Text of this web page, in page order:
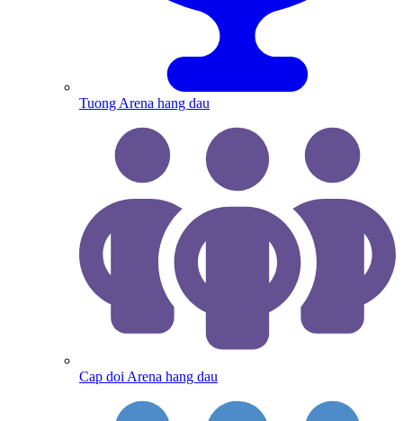
Tuong Arena hang dau
Cap doi Arena hang dau